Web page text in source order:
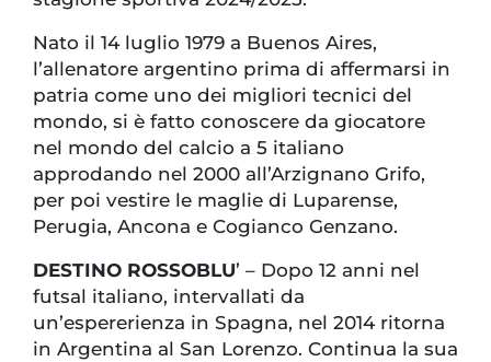
Nato il 14 luglio 1979 a Buenos Aires,
l’allenatore argentino prima di affermarsi in
patria come uno dei migliori tecnici del
mondo, si è fatto conoscere da giocatore
nel mondo del calcio a 5 italiano
approdando nel 2000 all’Arzignano Grifo,
per poi vestire le maglie di Luparense,
Perugia, Ancona e Cogianco Genzano.
DESTINO ROSSOBLU’ – Dopo 12 anni nel
futsal italiano, intervallati da
un’espererienza in Spagna, nel 2014 ritorna
in Argentina al San Lorenzo. Continua la sua